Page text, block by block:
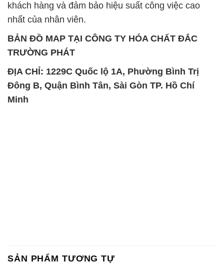
khách hàng và đảm bảo hiệu suất công việc cao
nhất của nhân viên.
BẢN ĐỒ MAP TẠI CÔNG TY HÓA CHẤT ĐẮC
TRƯỜNG PHÁT
ĐỊA CHỈ: 1229C Quốc lộ 1A, Phường Bình Trị
Đông B, Quận Bình Tân, Sài Gòn TP. Hồ Chí
Minh
SẢN PHẨM TƯƠNG TỰ